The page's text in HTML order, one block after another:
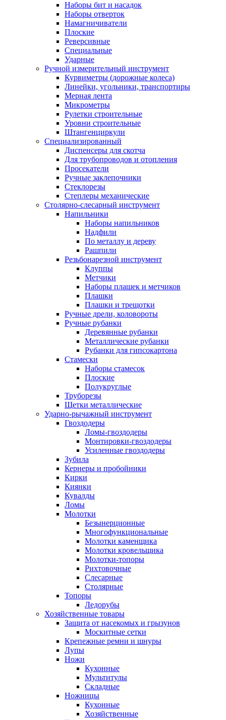
Наборы бит и насадок
Наборы отверток
Намагничиватели
Плоские
Реверсивные
Специальные
Ударные
Ручной измерительный инструмент
Курвиметры (дорожные колеса)
Линейки, угольники, транспортиры
Мерная лента
Микрометры
Рулетки строительные
Уровни строительные
Штангенциркули
Специализированный
Диспенсеры для скотча
Для трубопроводов и отопления
Просекатели
Ручные заклепочники
Стеклорезы
Степлеры механические
Столярно-слесарный инструмент
Напильники
Наборы напильников
Надфили
По металлу и дереву
Рашпили
Резьбонарезной инструмент
Клуппы
Метчики
Наборы плашек и метчиков
Плашки
Плашки и трещотки
Ручные дрели, коловороты
Ручные рубанки
Деревянные рубанки
Металлические рубанки
Рубанки для гипсокартона
Стамески
Наборы стамесок
Плоские
Полукруглые
Труборезы
Щетки металлические
Ударно-рычажный инструмент
Гвоздодеры
Ломы-гвоздодеры
Монтировки-гвоздодеры
Усиленные гвоздодеры
Зубила
Кернеры и пробойники
Кирки
Киянки
Кувалды
Ломы
Молотки
Безынерционные
Многофункциональные
Молотки каменщика
Молотки кровельщика
Молотки-топоры
Рихтовочные
Слесарные
Столярные
Топоры
Ледорубы
Хозяйственные товары
Защита от насекомых и грызунов
Москитные сетки
Крепежные ремни и шнуры
Лупы
Ножи
Кухонные
Мультитулы
Складные
Ножницы
Кухонные
Хозяйственные